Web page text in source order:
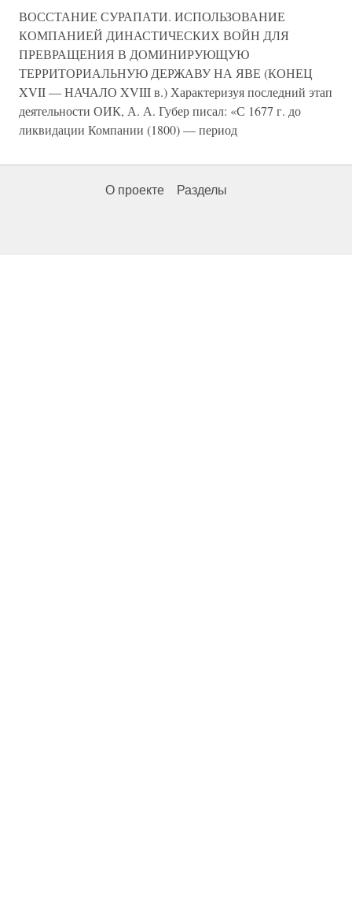
ВОССТАНИЕ СУРАПАТИ. ИСПОЛЬЗОВАНИЕ
КОМПАНИЕЙ ДИНАСТИЧЕСКИХ ВОЙН ДЛЯ
ПРЕВРАЩЕНИЯ В ДОМИНИРУЮЩУЮ
ТЕРРИТОРИАЛЬНУЮ ДЕРЖАВУ НА ЯВЕ (КОНЕЦ
XVII — НАЧАЛО XVIII в.) Характеризуя последний этап
деятельности ОИК, А. А. Губер писал: «С 1677 г. до
ликвидации Компании (1800) — период
О проекте Разделы